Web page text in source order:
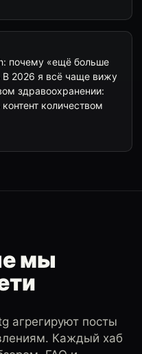
почему «ещё больше
В 2026 я всё чаще вижу
здравоохранении:
количеством
мы
агрегируют посты
Каждый хаб